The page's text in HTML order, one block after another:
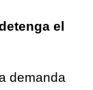
el
demanda